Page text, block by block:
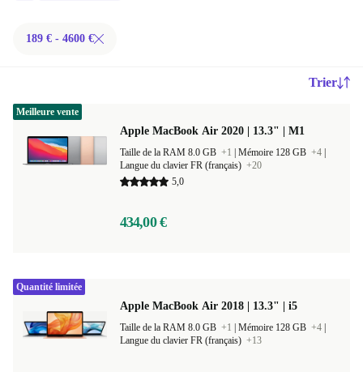
189 € - 4600 €
Trier
Apple MacBook Air 2020 | 13.3" | M1
Taille de la RAM 8.0 GB +1 Mémoire 128 GB +4
Langue du clavier FR (français) +20
5,0
434,00 €
Meilleure vente
Apple MacBook Air 2018 | 13.3" | i5
Taille de la RAM 8.0 GB +1 Mémoire 128 GB +4
Langue du clavier FR (français) +13
Quantité limitée